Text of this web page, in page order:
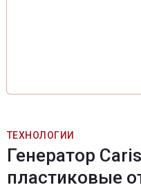
ТЕХНОЛОГИИ
Генератор
пластиковые